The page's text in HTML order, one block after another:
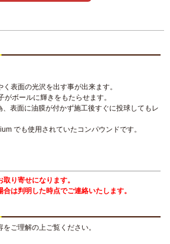
表面の光沢を出す事が出来ます。
ボールに輝きをもたらせます。
表面に油膜が付かず施工後すぐに投球してもレ
でも使用されていたコンパウンドです。
り寄せになります。
は判明した時点でご連絡いたします。
ご理解の上ご覧ください。